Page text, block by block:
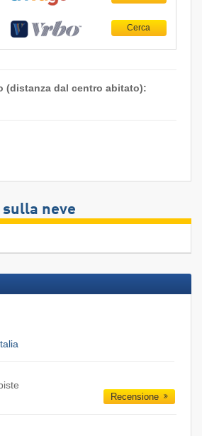
(distanza dal centro abitato):
neve
Recensione